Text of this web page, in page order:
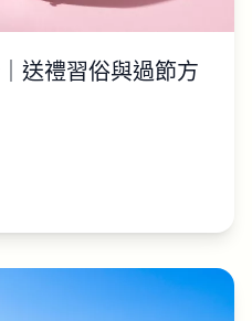
送禮習俗與過節方